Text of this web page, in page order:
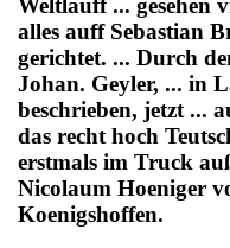
alles auff Sebastian
gerichtet. ... Durch
Johan. Geyler, ... in
beschrieben, jetzt ...
das recht hoch
erstmals im Truck
Nicolaum Hoeniger
Koenigshoffen.